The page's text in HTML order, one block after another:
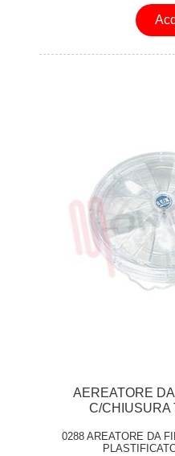
AEREATORE
C/CHIUSURA
0288 AREATORE DA